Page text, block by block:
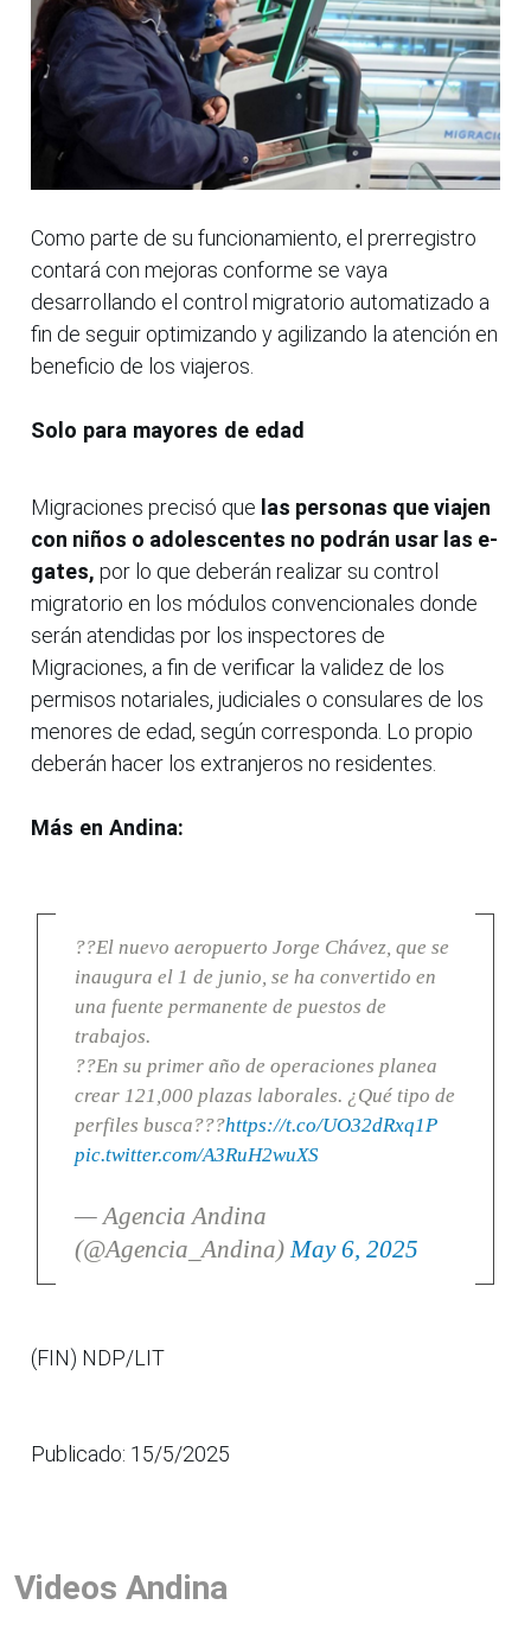
Como parte de su funcionamiento, el prerregistro
contará con mejoras conforme se vaya
desarrollando el control migratorio automatizado a
fin de seguir optimizando y agilizando la atención en
beneficio de los viajeros.
Solo para mayores de edad
Migraciones precisó que las personas que viajen
con niños o adolescentes no podrán usar las e-
gates, por lo que deberán realizar su control
migratorio en los módulos convencionales donde
serán atendidas por los inspectores de
Migraciones, a fin de verificar la validez de los
permisos notariales, judiciales o consulares de los
menores de edad, según corresponda. Lo propio
deberán hacer los extranjeros no residentes.
Más en Andina:
??El nuevo aeropuerto Jorge Chávez, que se
inaugura el 1 de junio, se ha convertido en
una fuente permanente de puestos de
trabajos.
??En su primer año de operaciones planea
crear 121,000 plazas laborales. ¿Qué tipo de
perfiles busca???https://t.co/UO32dRxq1P
pic.twitter.com/A3RuH2wuXS
— Agencia Andina
(@Agencia_Andina)May 6, 2025
(FIN) NDP/LIT
Publicado: 15/5/2025
Videos Andina